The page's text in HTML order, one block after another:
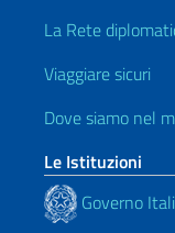
La Rete
Viaggiare sicuri
Dove siamo nel
Le Istituzioni
Governo